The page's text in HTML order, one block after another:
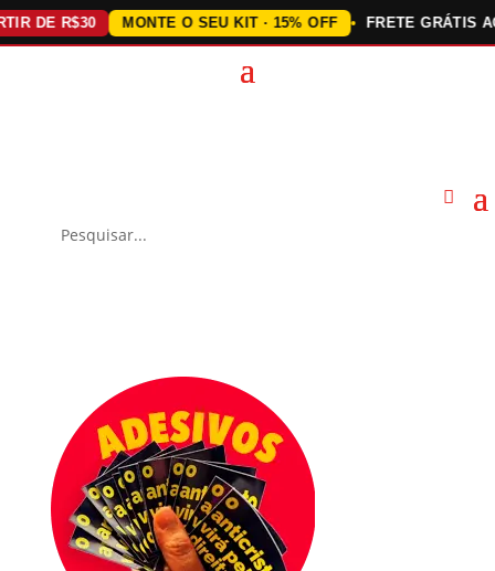
R$30 MONTE O SEU KIT · 15% OFF FRETE GRÁTIS ACIMA